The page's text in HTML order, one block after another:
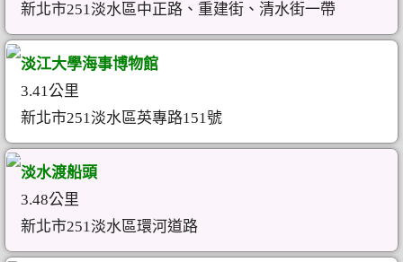
新北市251淡水區中正路、重建街、清水街一帶
淡江大學海事博物館
3.41公里
新北市251淡水區英專路151號
淡水渡船頭
3.48公里
新北市251淡水區環河道路